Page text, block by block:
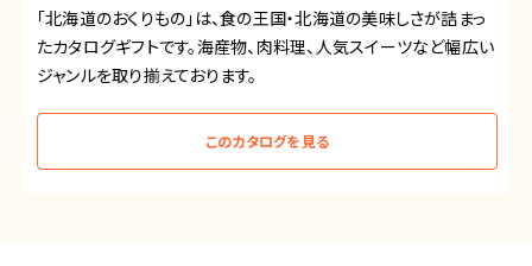
「北海道のおくりもの」は、食の王国・北海道の美味しさが詰まっ
たカタログギフトです。海産物、肉料理、人気スイーツなど幅広い
ジャンルを取り揃えております。
このカタログを見る